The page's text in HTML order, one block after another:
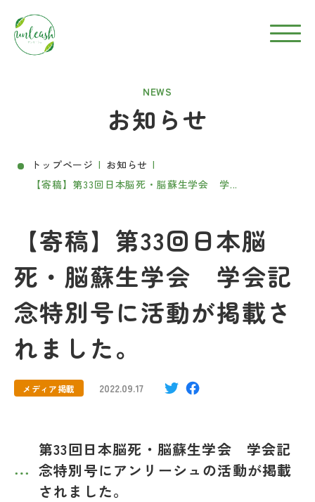
NEWS
お知らせ
トップページ
お知らせ
【寄稿】第33回日本脳死・脳蘇生学会 学...
【寄稿】第33回日本脳
死・脳蘇生学会 学会記
念特別号に活動が掲載さ
れました。
メディア掲載 2022.09.17
第33回日本脳死・脳蘇生学会 学会記
念特別号にアンリーシュの活動が掲載
されました。